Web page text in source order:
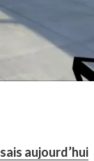
aujourd’hui